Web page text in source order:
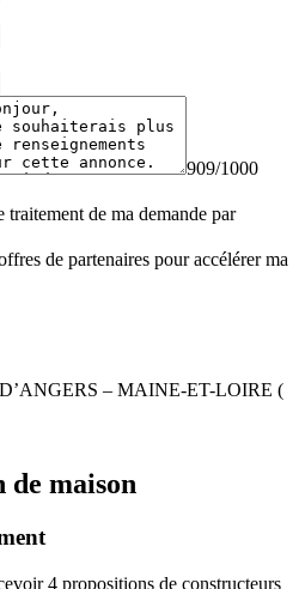
909/1000
traitement de ma demande par
de partenaires pour accélérer ma
– MAINE-ET-LOIRE (
de maison
4 propositions de constructeurs